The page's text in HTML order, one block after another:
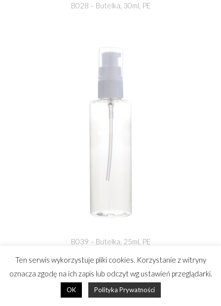
B028 – Butelka, 30ml, PE
B039 – Butelka, 25ml, PE
SŁOIKI
Ten serwis wykorzystuje pliki cookies. Korzystanie z witryny
oznacza zgodę na ich zapis lub odczyt wg ustawień przeglądarki.
OK Polityka Prywatności